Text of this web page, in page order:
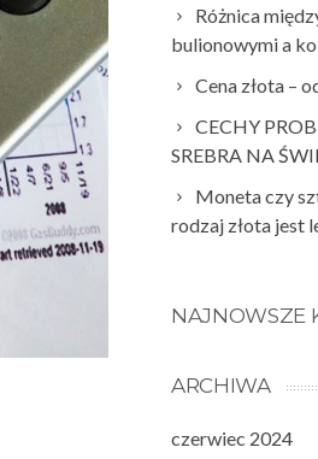
Różnica
bulionowymi a
Cena złota –
CECHY
SREBRA NA
Moneta czy
rodzaj złota jest
NAJNOWSZE
ARCHIWA
czerwiec 2024